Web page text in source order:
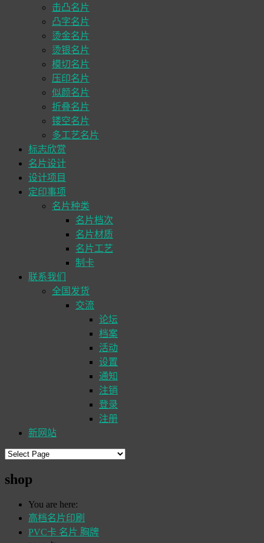
击凸名片
凸字名片
烫金名片
烫银名片
模切名片
压印名片
似颜名片
折叠名片
镂空名片
多工艺名片
标志欣赏
名片设计
设计项目
定印事项
名片种类
名片档次
名片材质
名片工艺
制卡
联系我们
全国发货
交流
论坛
档案
活动
设置
通知
注销
登录
注册
新网站
shop
You are here:
高档名片印刷
PVC卡 名片 胸牌